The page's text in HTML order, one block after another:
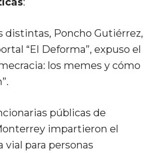
distintas, Poncho Gutiérrez,
“El Deforma”, expuso el
los memes y cómo
públicas de
impartieron el
vial para personas